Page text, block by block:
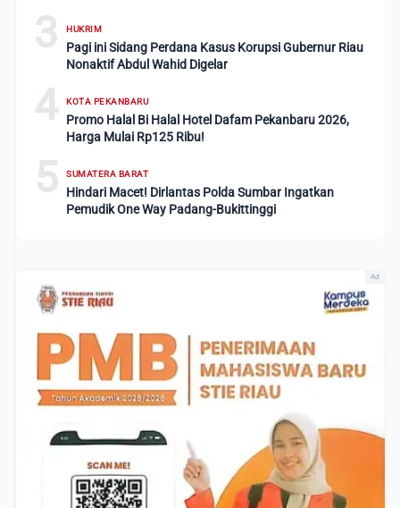
3 HUKRIM
Pagi ini Sidang Perdana Kasus Korupsi Gubernur Riau
Nonaktif Abdul Wahid Digelar
4 KOTA PEKANBARU
Promo Halal Bi Halal Hotel Dafam Pekanbaru 2026,
Harga Mulai Rp125 Ribu!
5 SUMATERA BARAT
Hindari Macet! Dirlantas Polda Sumbar Ingatkan
Pemudik One Way Padang-Bukittinggi
Ad